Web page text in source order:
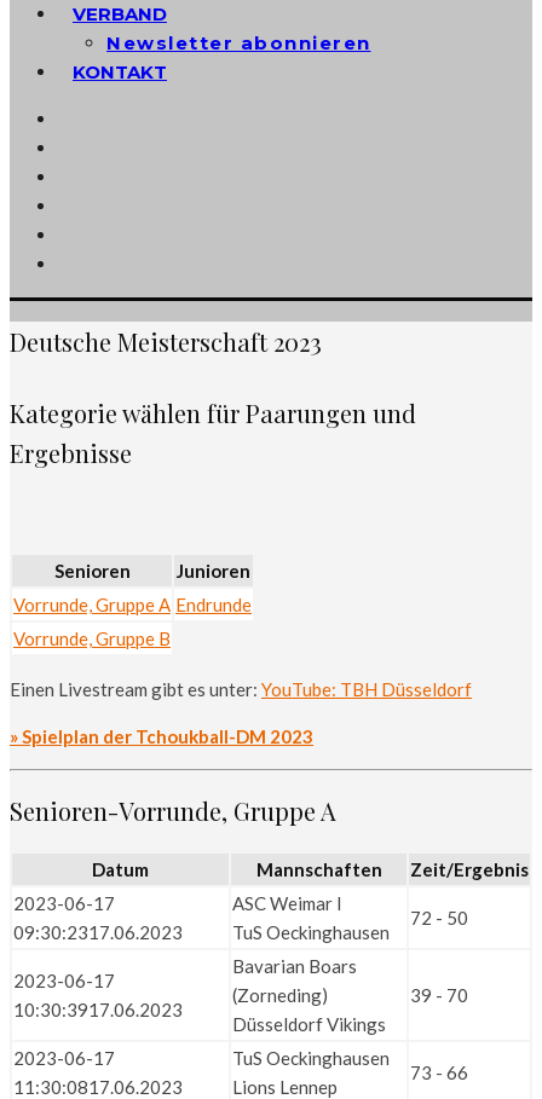
VERBAND
Newsletter abonnieren
KONTAKT
Deutsche Meisterschaft 2023
Kategorie wählen für Paarungen und
Ergebnisse
Senioren
Junioren
Vorrunde, Gruppe A Endrunde
Vorrunde, Gruppe B
Einen Livestream gibt es unter: YouTube: TBH Düsseldorf
» Spielplan der Tchoukball-DM 2023
Senioren-Vorrunde, Gruppe A
Datum Mannschaften
Zeit/Ergebnis
2023-06-17
09:30:2317.06.2023
ASC Weimar I
TuS Oeckinghausen
72 - 50
2023-06-17
10:30:3917.06.2023
Bavarian Boars
(Zorneding)
Düsseldorf Vikings
39 - 70
2023-06-17
11:30:0817.06.2023
TuS Oeckinghausen
Lions Lennep
73 - 66